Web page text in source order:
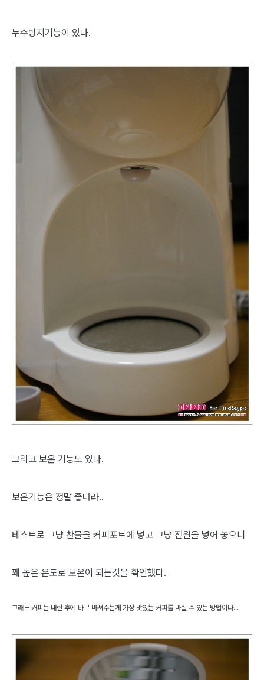
누수방지기능이 있다.
그리고 보온 기능도 있다.
보온기능은 정말 좋더라..
테스트로 그냥 찬물을 커피포트에 넣고 그냥 전원을 넣어 놓으니
꽤 높은 온도로 보온이 되는것을 확인했다.
그래도 커피는 내린 후에 바로 마셔주는게 가장 맛있는 커피를 마실 수 있는 방법이다...